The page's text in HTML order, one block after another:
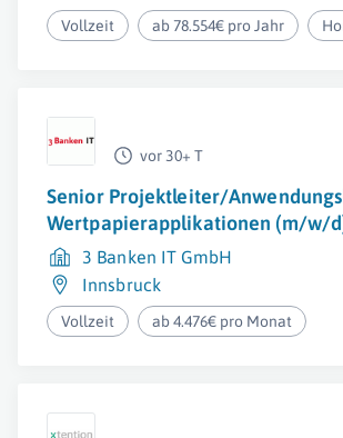
Vollzeit ab 78.554€ pro Jahr
vor 30+ T
Senior Projektleiter/
Wertpapierapplikationen (m/w/
3 Banken IT GmbH
Innsbruck
Vollzeit ab 4.476€ pro Monat